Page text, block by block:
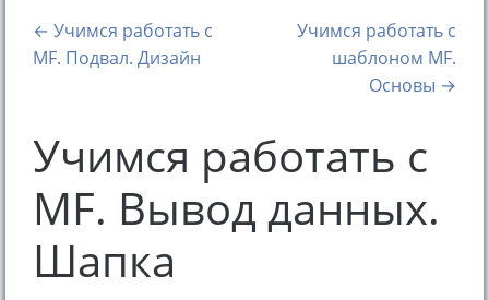
← Учимся работать с
MF. Подвал. Дизайн
Учимся работать с
шаблоном MF.
Основы →
Учимся работать с
MF. Вывод данных.
Шапка